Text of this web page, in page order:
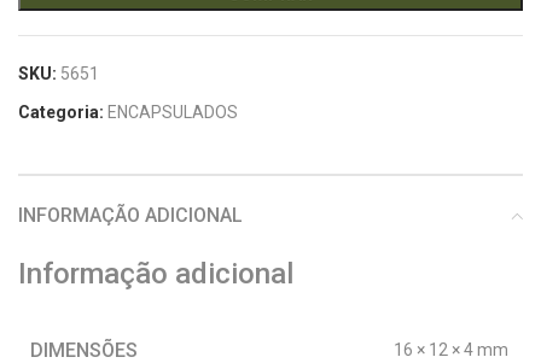
SKU: 5651
Categoria: ENCAPSULADOS
INFORMAÇÃO ADICIONAL
Informação adicional
DIMENSÕES 16 × 12 × 4 mm